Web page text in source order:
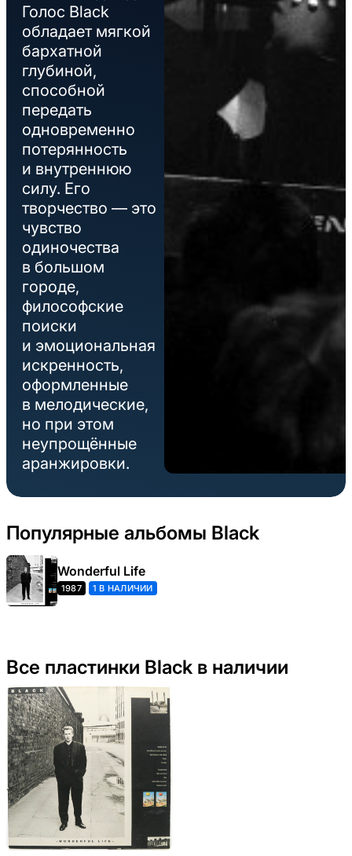
Голос Black
обладает мягкой
бархатной
глубиной,
способной
передать
одновременно
потерянность
и внутреннюю
силу. Его
творчество — это
чувство
одиночества
в большом
городе,
философские
поиски
и эмоциональная
искренность,
оформленные
в мелодические,
но при этом
неупрощённые
аранжировки.
Популярные альбомы Black
Wonderful Life
1987 1 В НАЛИЧИИ
Все пластинки Black в наличии